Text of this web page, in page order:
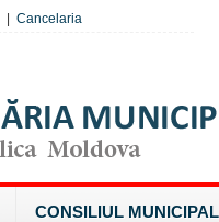
Cancelaria
CONSILIUL MUNICIPAL